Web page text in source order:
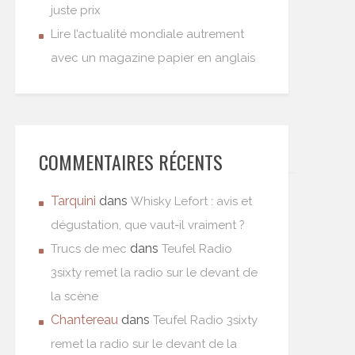
juste prix
Lire l’actualité mondiale autrement
avec un magazine papier en anglais
COMMENTAIRES RÉCENTS
Tarquini dans Whisky Lefort : avis et
dégustation, que vaut-il vraiment ?
Trucs de mec dans Teufel Radio
3sixty remet la radio sur le devant de
la scène
Chantereau dans Teufel Radio 3sixty
remet la radio sur le devant de la